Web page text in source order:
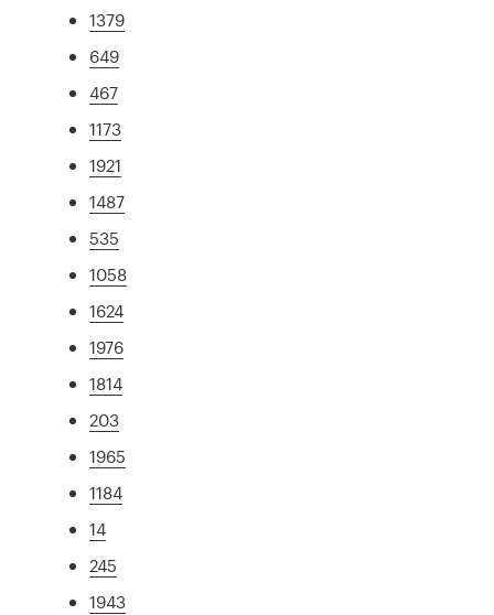
1379
649
467
1173
1921
1487
535
1058
1624
1976
1814
203
1965
1184
14
245
1943